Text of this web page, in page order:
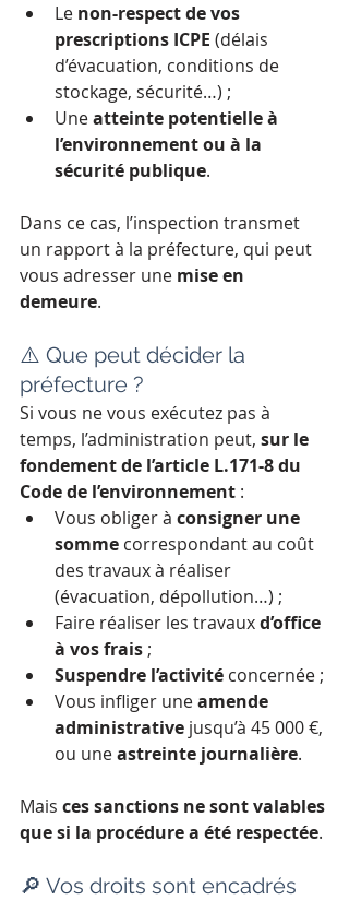
Le non-respect de vos
prescriptions ICPE (délais
d’évacuation, conditions de
stockage, sécurité…) ;
Une atteinte potentielle à
l’environnement ou à la
sécurité publique.
Dans ce cas, l’inspection transmet
un rapport à la préfecture, qui peut
vous adresser une mise en
demeure.
⚠️ Que peut décider la
préfecture ?
Si vous ne vous exécutez pas à
temps, l’administration peut, sur le
fondement de l’article L.171-8 du
Code de l’environnement :
Vous obliger à consigner une
somme correspondant au coût
des travaux à réaliser
(évacuation, dépollution…) ;
Faire réaliser les travaux d’office
à vos frais ;
Suspendre l’activité concernée ;
Vous infliger une amende
administrative jusqu’à 45 000 €,
ou une astreinte journalière.
Mais ces sanctions ne sont valables
que si la procédure a été respectée.
🔎 Vos droits sont encadrés